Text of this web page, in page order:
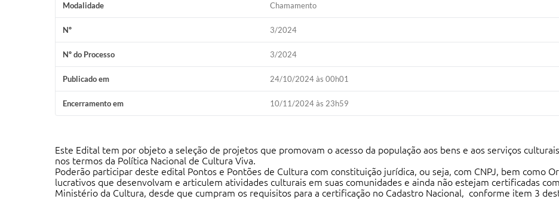
Modalidade Chamamento
Nº 3/2024
Nº do Processo 3/2024
Publicado em 24/10/2024 às 00h01
Encerramento em 10/11/2024 às 23h59
Este Edital tem por objeto a seleção de projetos que promovam o acesso da população aos bens e aos serviços
nos termos da Política Nacional de Cultura Viva.
Poderão participar deste edital Pontos e Pontões de Cultura com constituição jurídica, ou seja, com CNPJ, bem como
lucrativos que desenvolvam e articulem atividades culturais em suas comunidades e ainda não estejam certificadas
Ministério da Cultura, desde que cumpram os requisitos para a certificação no Cadastro Nacional, conforme item 3